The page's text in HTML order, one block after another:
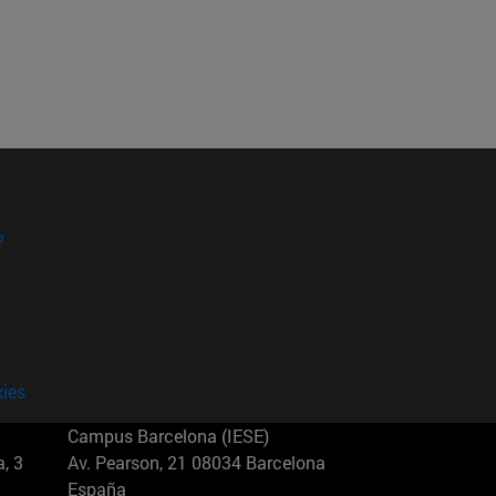
3
Campus Barcelona (IESE)
Av. Pearson, 21 08034 Barcelona
España